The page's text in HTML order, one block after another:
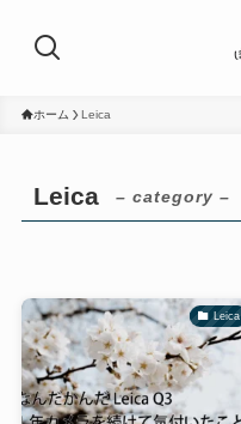
ホーム Leica
Leica – category –
Leica